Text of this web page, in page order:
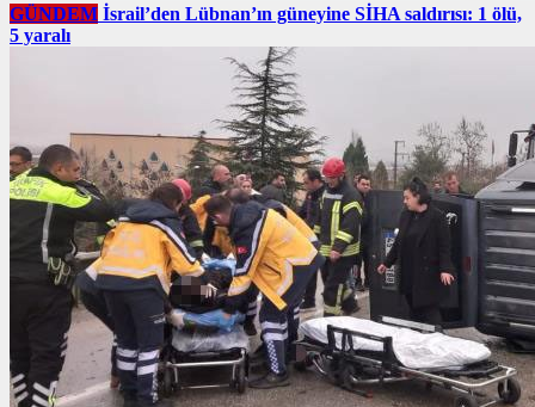
GÜNDEM İsrail’den Lübnan’ın güneyine SİHA saldırısı: 1 ölü,
5 yaralı